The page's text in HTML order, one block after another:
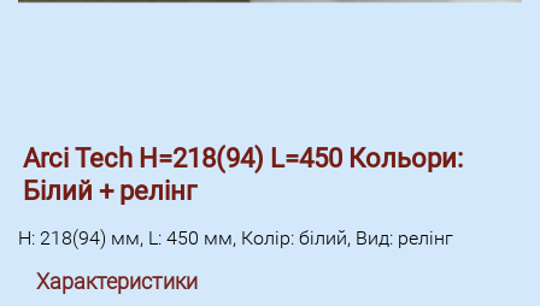
Arci Tech H=218(94) L=450 Кольори:
Білий + релінг
H: 218(94) мм, L: 450 мм, Колір: білий, Вид: релінг
Характеристики